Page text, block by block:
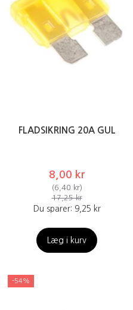
FLADSIKRING 20A GUL
8,00 kr
(6,40 kr)
17,25 kr
Du sparer: 9,25 kr
Læg i kurv
-54%